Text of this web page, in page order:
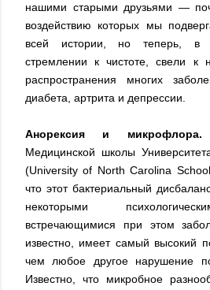
нашими старыми друзьями —
воздействию которых мы
всей истории, но теперь, в
стремлении к чистоте, свели
распространения многих
диабета, артрита и депрессии.
Анорексия и микрофлора.
Медицинской школы
(University of North Carolina
что этот бактериальный
некоторыми
встречающимися при этом
известно, имеет самый высокий
чем любое другое нарушение
Известно, что микробное